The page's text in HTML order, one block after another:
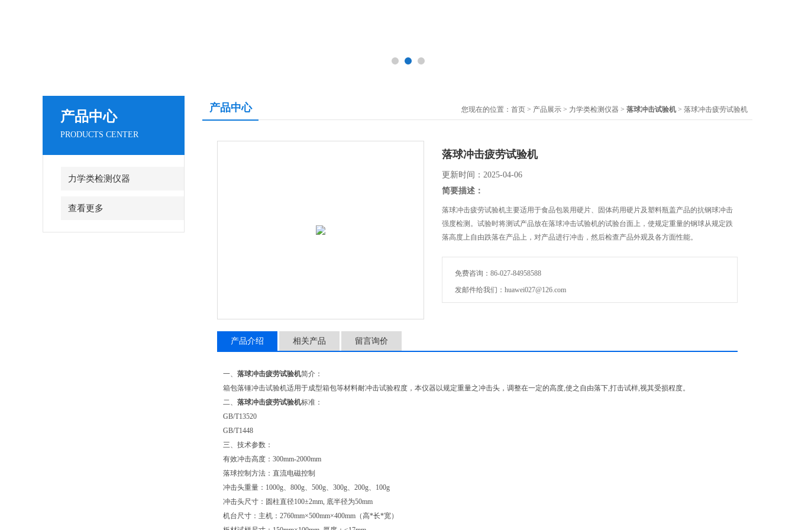
产品中心
PRODUCTS CENTER
力学类检测仪器
查看更多
产品中心 您现在的位置： 首页 > 产品展示 > 力学类检测仪器 > 落球冲击试验机 > 落球冲击疲劳试验机
落球冲击疲劳试验机
更新时间：2025-04-06
简要描述：
落球冲击疲劳试验机主要适用于食品包装用硬片、固体药用硬片及塑料瓶盖产品的抗钢球冲击
强度检测。试验时将测试产品放在落球冲击试验机的试验台面上，使规定重量的钢球从规定跌
落高度上自由跌落在产品上，对产品进行冲击，然后检查产品外观及各方面性能。
免费咨询：86-027-84958588
发邮件给我们：huawei027@126.com
产品介绍 相关产品 留言询价
一、 落球冲击疲劳试验机简介：
箱包落锤冲击试验机适用于成型箱包等材料耐冲击试验程度，本仪器以规定重量之冲击头，调整在一定的高度,使之自由落下,打击试样,视其受损程度。
二、 落球冲击疲劳试验机标准：
GB/T13520
GB/T1448
三、 技术参数：
有效冲击高度：300mm-2000mm
落球控制方法：直流电磁控制
冲击头重量：1000g、800g、500g、300g、200g、100g
冲击头尺寸：圆柱直径100±2mm, 底半径为50mm
机台尺寸：主机：2760mm×500mm×400mm（高*长*宽）